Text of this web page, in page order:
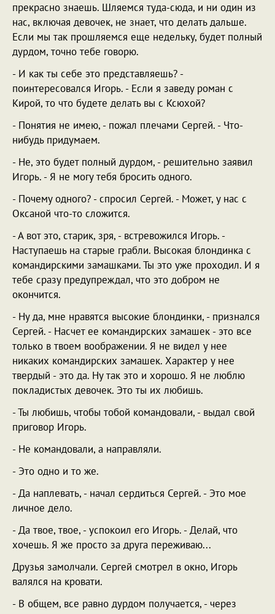
прекрасно знаешь. Шляемся туда-сюда, и ни один из
нас, включая девочек, не знает, что делать дальше.
Если мы так прошляемся еще недельку, будет полный
дурдом, точно тебе говорю.
- И как ты себе это представляешь? -
поинтересовался Игорь. - Если я заведу роман с
Кирой, то что будете делать вы с Ксюхой?
- Понятия не имею, - пожал плечами Сергей. - Что-
нибудь придумаем.
- Не, это будет полный дурдом, - решительно заявил
Игорь. - Я не могу тебя бросить одного.
- Почему одного? - спросил Сергей. - Может, у нас с
Оксаной что-то сложится.
- А вот это, старик, зря, - встревожился Игорь. -
Наступаешь на старые грабли. Высокая блондинка с
командирскими замашками. Ты это уже проходил. И я
тебе сразу предупреждал, что это добром не
окончится.
- Ну да, мне нравятся высокие блондинки, - признался
Сергей. - Насчет ее командирских замашек - это все
только в твоем воображении. Я не видел у нее
никаких командирских замашек. Характер у нее
твердый - это да. Ну так это и хорошо. Я не люблю
покладистых девочек. Это ты их любишь.
- Ты любишь, чтобы тобой командовали, - выдал свой
приговор Игорь.
- Не командовали, а направляли.
- Это одно и то же.
- Да наплевать, - начал сердиться Сергей. - Это мое
личное дело.
- Да твое, твое, - успокоил его Игорь. - Делай, что
хочешь. Я же просто за друга переживаю...
Друзья замолчали. Сергей смотрел в окно, Игорь
валялся на кровати.
- В общем, все равно дурдом получается, - через